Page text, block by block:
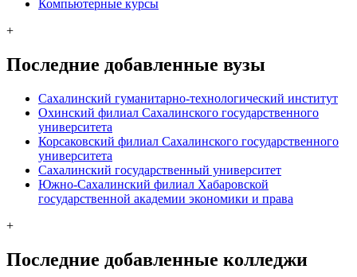
Компьютерные курсы
+
Последние добавленные вузы
Сахалинский гуманитарно-технологический институт
Охинский филиал Сахалинского государственного
университета
Корсаковский филиал Сахалинского государственного
университета
Сахалинский государственный университет
Южно-Сахалинский филиал Хабаровской
государственной академии экономики и права
+
Последние добавленные колледжи